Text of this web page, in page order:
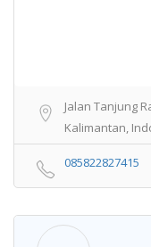
Jalan Tanjung
Kalimantan,
085822827415